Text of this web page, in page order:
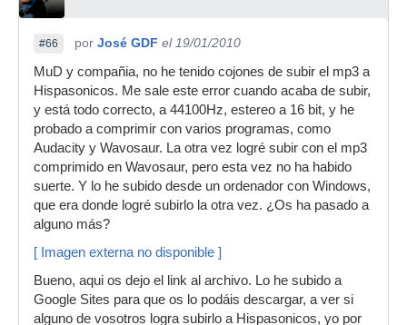
#66 por José GDF el 19/01/2010
MuD y compañia, no he tenido cojones de subir el mp3 a
Hispasonicos. Me sale este error cuando acaba de subir,
y está todo correcto, a 44100Hz, estereo a 16 bit, y he
probado a comprimir con varios programas, como
Audacity y Wavosaur. La otra vez logré subir con el mp3
comprimido en Wavosaur, pero esta vez no ha habido
suerte. Y lo he subido desde un ordenador con Windows,
que era donde logré subirlo la otra vez. ¿Os ha pasado a
alguno más?
[ Imagen externa no disponible ]
Bueno, aqui os dejo el link al archivo. Lo he subido a
Google Sites para que os lo podáis descargar, a ver si
alguno de vosotros logra subirlo a Hispasonicos, yo por